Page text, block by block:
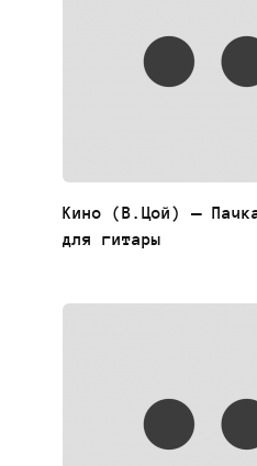
Кино (В.Цой) —
для гитары